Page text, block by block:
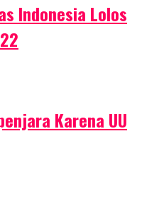
Indonesia Lolos
Karena UU